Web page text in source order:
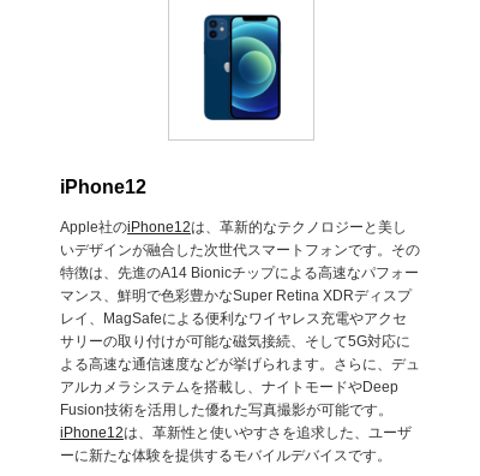
iPhone12
Apple社のiPhone12は、革新的なテクノロジーと美し
いデザインが融合した次世代スマートフォンです。その
特徴は、先進のA14 Bionicチップによる高速なパフォー
マンス、鮮明で色彩豊かなSuper Retina XDRディスプ
レイ、MagSafeによる便利なワイヤレス充電やアクセ
サリーの取り付けが可能な磁気接続、そして5G対応に
よる高速な通信速度などが挙げられます。さらに、デュ
アルカメラシステムを搭載し、ナイトモードやDeep
Fusion技術を活用した優れた写真撮影が可能です。
iPhone12は、革新性と使いやすさを追求した、ユーザ
ーに新たな体験を提供するモバイルデバイスです。